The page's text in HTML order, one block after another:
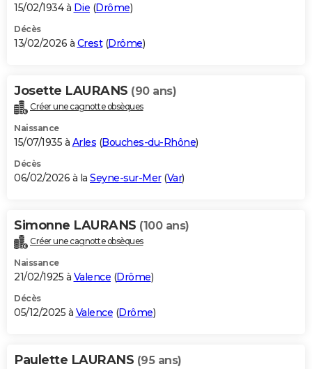
15/02/1934 à Die (Drôme)
Décès
13/02/2026 à Crest(Drôme)
Josette LAURANS (90 ans)
Créer une cagnotte obsèques
Naissance
15/07/1935 à Arles (Bouches-du-Rhône)
Décès
06/02/2026 à la Seyne-sur-Mer(Var)
Simonne LAURANS (100 ans)
Créer une cagnotte obsèques
Naissance
21/02/1925 à Valence (Drôme)
Décès
05/12/2025 à Valence (Drôme)
Paulette LAURANS (95 ans)